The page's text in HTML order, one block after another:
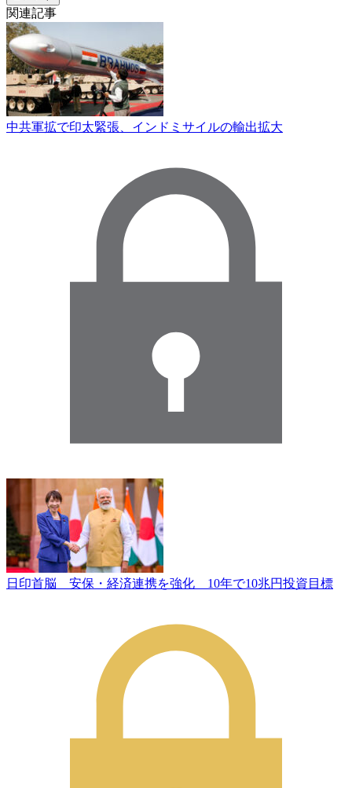
関連記事
中共軍拡で印太緊張、インドミサイルの輸出拡大
日印首脳 安保・経済連携を強化 10年で10兆円投資目標